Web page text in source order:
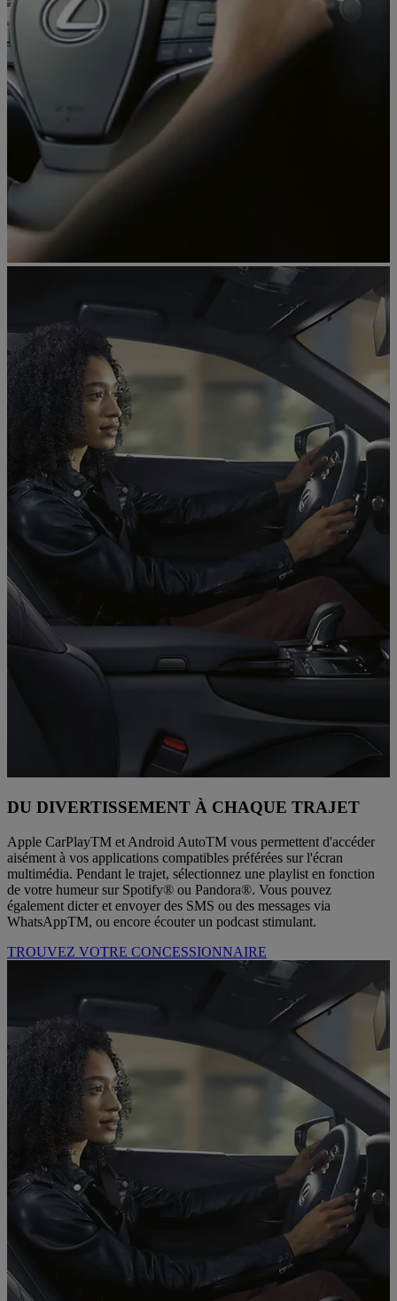
DU DIVERTISSEMENT À CHAQUE TRAJET
Apple CarPlayTM et Android AutoTM vous permettent d'accéder
aisément à vos applications compatibles préférées sur l'écran
multimédia. Pendant le trajet, sélectionnez une playlist en fonction
de votre humeur sur Spotify® ou Pandora®. Vous pouvez
également dicter et envoyer des SMS ou des messages via
WhatsAppTM, ou encore écouter un podcast stimulant.
TROUVEZ VOTRE CONCESSIONNAIRE